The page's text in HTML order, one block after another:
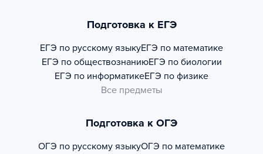
Подготовка к ЕГЭ
ЕГЭ по русскому языкуЕГЭ по математике
ЕГЭ по обществознаниюЕГЭ по биологии
ЕГЭ по информатикеЕГЭ по физике
Все предметы
Подготовка к ОГЭ
ОГЭ по русскому языкуОГЭ по математике